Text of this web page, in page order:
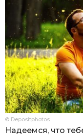
© Depositphotos
Надеемся, что